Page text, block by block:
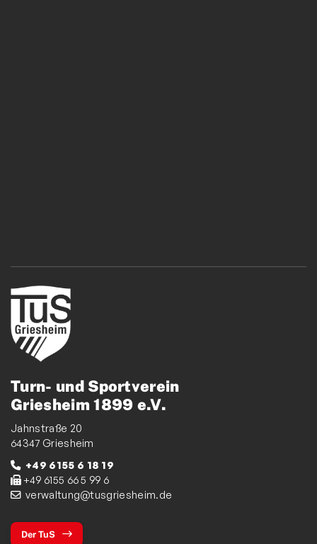
Turn- und Sportverein
Griesheim 1899 e.V.
Jahnstraße 20
64347 Griesheim
+49 6155 6 18 19
+49 6155 66 5 99 6
verwaltung@tusgriesheim.de
Der TuS